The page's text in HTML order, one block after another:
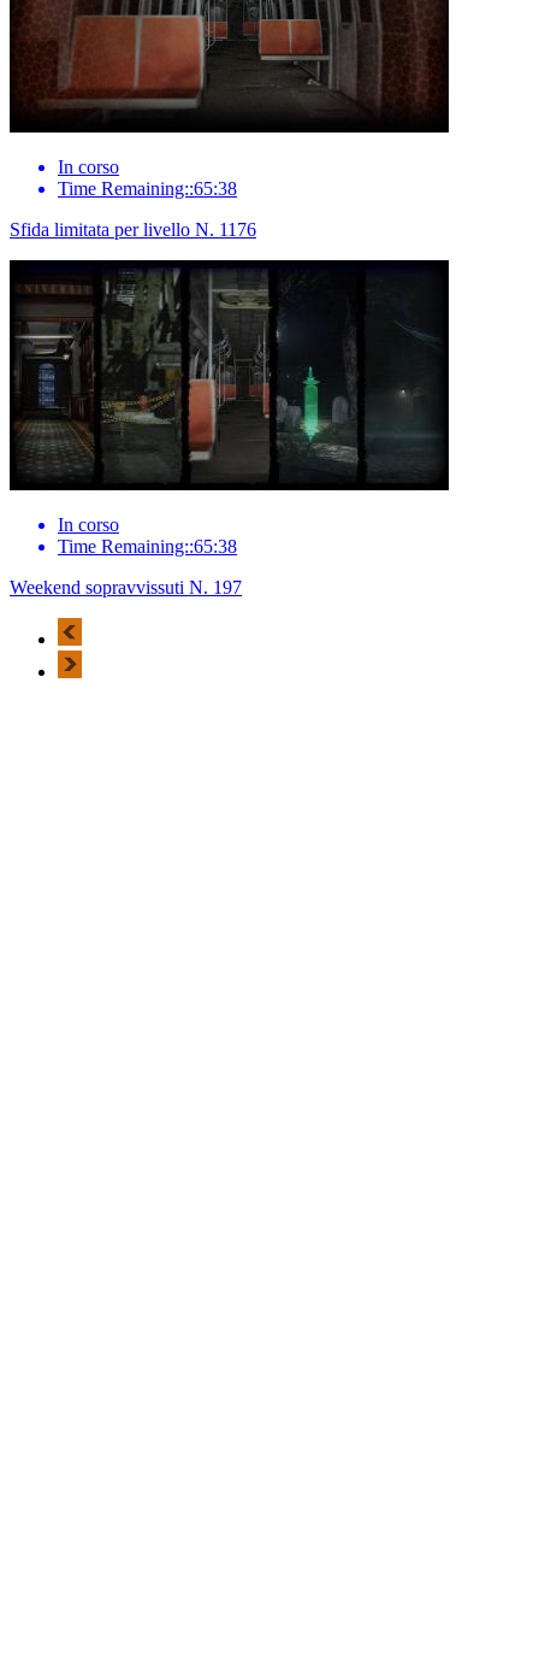
In corso
Time Remaining::65:38
Sfida limitata per livello N. 1176
In corso
Time Remaining::65:38
Weekend sopravvissuti N. 197